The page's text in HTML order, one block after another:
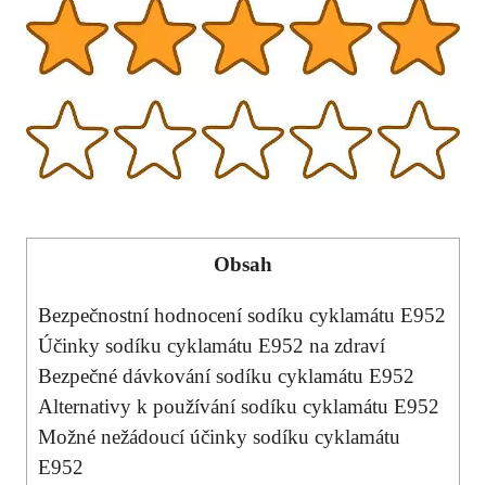
Obsah
Bezpečnostní hodnocení sodíku cyklamátu E952
Účinky sodíku cyklamátu E952 na zdraví
Bezpečné dávkování sodíku cyklamátu E952
Alternativy k používání sodíku cyklamátu E952
Možné nežádoucí účinky sodíku cyklamátu
E952